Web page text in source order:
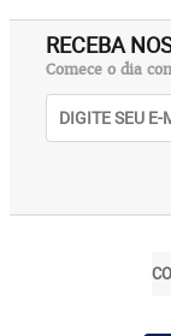
RECEBA
Comece o dia